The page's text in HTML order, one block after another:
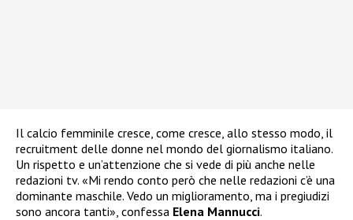
Il calcio femminile cresce, come cresce, allo stesso modo, il
recruitment delle donne nel mondo del giornalismo italiano.
Un rispetto e un’attenzione che si vede di più anche nelle
redazioni tv. «Mi rendo conto però che nelle redazioni c’è una
dominante maschile. Vedo un miglioramento, ma i pregiudizi
sono ancora tanti», confessa Elena Mannucci.